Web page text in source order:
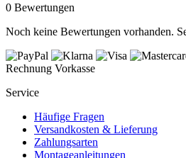
0 Bewertungen
Noch keine Bewertungen vorhanden.
Rechnung Vorkasse
Service
Häufige Fragen
Versandkosten & Lieferung
Zahlungsarten
Montageanleitungen